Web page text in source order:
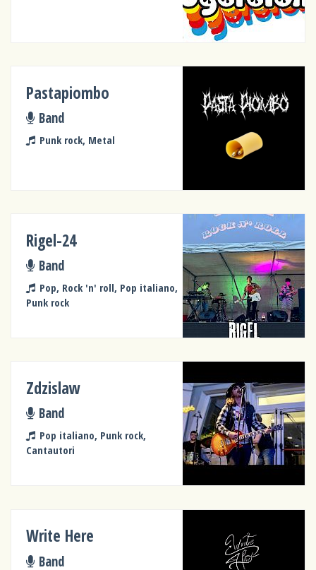
Pastapiombo
Band
Punk rock, Metal
Rigel-24
Band
Pop, Rock 'n' roll, Pop italiano,
Punk rock
Zdzislaw
Band
Pop italiano, Punk rock,
Cantautori
Write Here
Band